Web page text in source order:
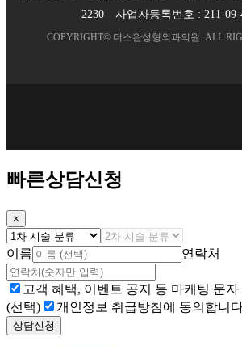
2230
사업자등록번호 : 211-
COPYRIGHT© 더스완성형외과의원 . ALL
빠른상담신청
×
이름 연락처
고객 혜택, 이벤트 공지 등 마케팅 문
(선택)
개인정보 취급방침에 동의합니
상담신청